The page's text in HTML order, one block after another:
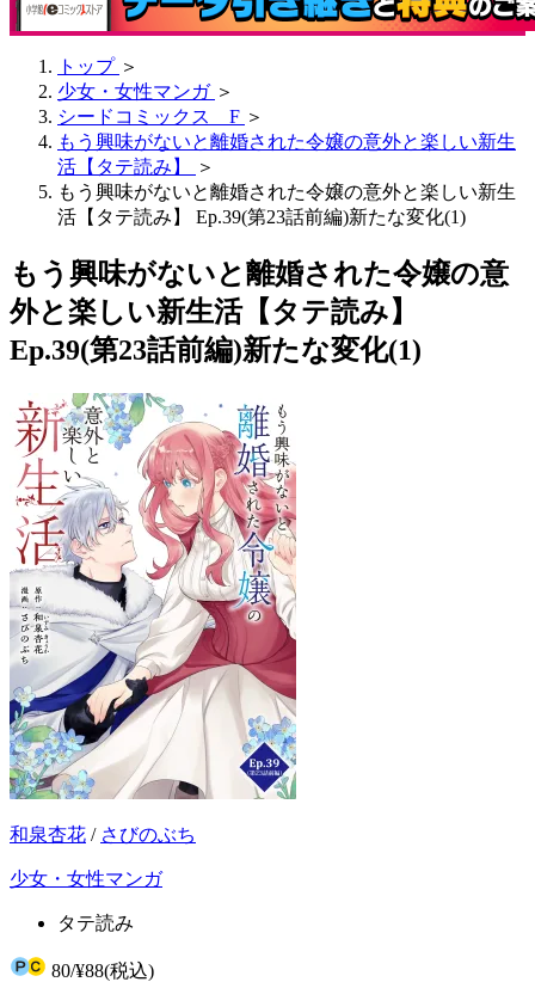
トップ ＞
少女・女性マンガ ＞
シードコミックス F ＞
もう興味がないと離婚された令嬢の意外と楽しい新生
活【タテ読み】
＞
もう興味がないと離婚された令嬢の意外と楽しい新生
活【タテ読み】 Ep.39(第23話前編)新たな変化(1)
もう興味がないと離婚された令嬢の意
外と楽しい新生活【タテ読み】
Ep.39(第23話前編)新たな変化(1)
和泉杏花 / さびのぶち
少女・女性マンガ
タテ読み
80/¥88(税込)